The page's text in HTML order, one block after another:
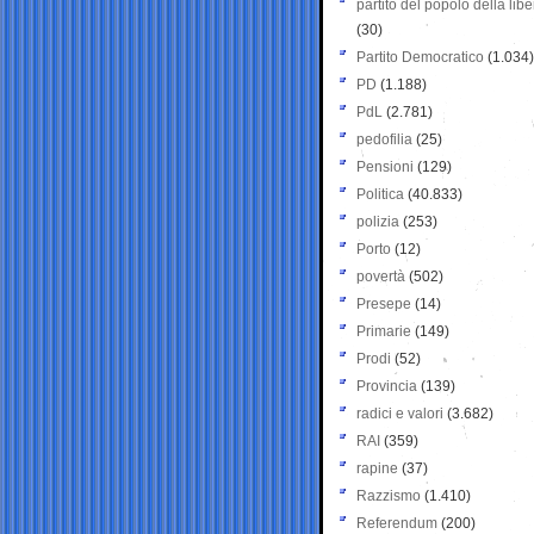
partito del popolo della
(30)
Partito Democratico (1.034)
PD (1.188)
PdL (2.781)
pedofilia (25)
Pensioni (129)
Politica (40.833)
polizia (253)
Porto (12)
povertà (502)
Presepe (14)
Primarie (149)
Prodi (52)
Provincia (139)
radici e valori (3.682)
RAI (359)
rapine (37)
Razzismo (1.410)
Referendum (200)